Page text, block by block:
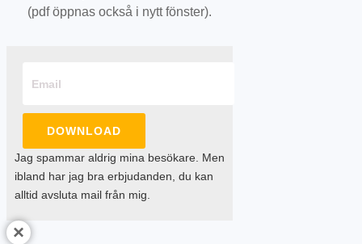
(pdf öppnas också i nytt fönster).
DOWNLOAD
Jag spammar aldrig mina besökare. Men
ibland har jag bra erbjudanden, du kan
alltid avsluta mail från mig.
×